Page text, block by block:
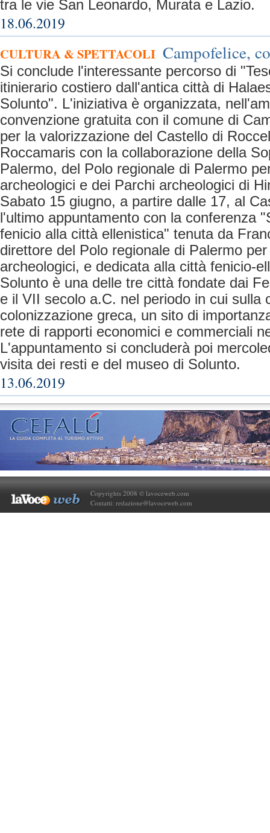
tra le vie San Leonardo, Murata e Lazio.
18.06.2019
CULTURA & SPETTACOLI Campofelice,
Si conclude l'interessante percorso di
itinierario costiero dall'antica città di
Solunto". L'iniziativa è organizzata,
convenzione gratuita con il comune di
per la valorizzazione del Castello di
Roccamaris con la collaborazione della
Palermo, del Polo regionale di Palermo
archeologici e dei Parchi archeologici di
Sabato 15 giugno, a partire dalle 17, al
l'ultimo appuntamento con la conferenza
fenicio alla città ellenistica" tenuta da
direttore del Polo regionale di Palermo
archeologici, e dedicata alla città fenicio-
Solunto è una delle tre città fondate dai
e il VII secolo a.C. nel periodo in cui sulla
colonizzazione greca, un sito di
rete di rapporti economici e commerciali
L'appuntamento si concluderà poi
visita dei resti e del museo di Solunto.
13.06.2019
Copyrights 2008 © lavoceweb.com
Contatti: redazione@lavoceweb.com